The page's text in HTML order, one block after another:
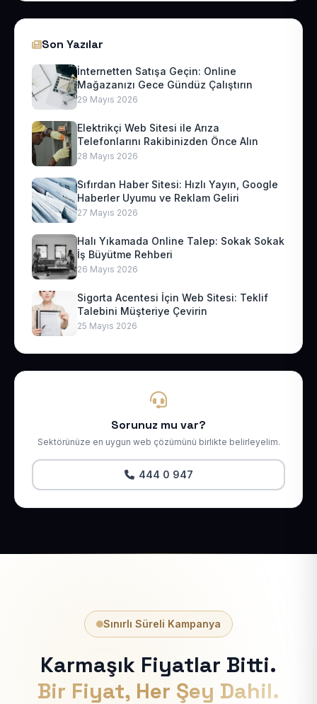
Son Yazılar
İnternetten Satışa Geçin: Online
Mağazanızı Gece Gündüz Çalıştırın
29 Mayıs 2026
Elektrikçi Web Sitesi ile Arıza
Telefonlarını Rakibinizden Önce Alın
28 Mayıs 2026
Sıfırdan Haber Sitesi: Hızlı Yayın, Google
Haberler Uyumu ve Reklam Geliri
27 Mayıs 2026
Halı Yıkamada Online Talep: Sokak Sokak
İş Büyütme Rehberi
26 Mayıs 2026
Sigorta Acentesi İçin Web Sitesi: Teklif
Talebini Müşteriye Çevirin
25 Mayıs 2026
Sorunuz mu var?
Sektörünüze en uygun web çözümünü birlikte belirleyelim.
444 0 947
Sınırlı Süreli Kampanya
Karmaşık Fiyatlar Bitti.
Bir Fiyat, Her Şey Dahil.